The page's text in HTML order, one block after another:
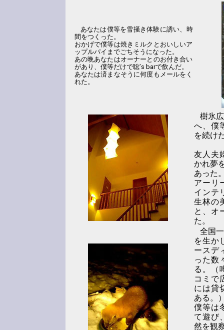
あなたは僕等を雪掻き体験に誘い、時
間をつくった。
おかげで僕等は焼きミルクとおいしいア
ップルパイまでごちそうになった。
あの晩あなたはオーナーとのお付き合い
があり、僕等だけで聡’s barで飲んだ。
あなたは済まなそうに何度もメールをく
れた。
樹氷
へ、僕
を続け
友人夫
かれ夢
あった
アーリ
インテ
生林の
と、オ
た。
全国
を生か
ースデ
った数
る。（
コミで
には貸
ある。
僕等は
て遊び
然を観